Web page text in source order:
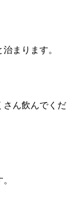
まります。
さん飲んでくだ